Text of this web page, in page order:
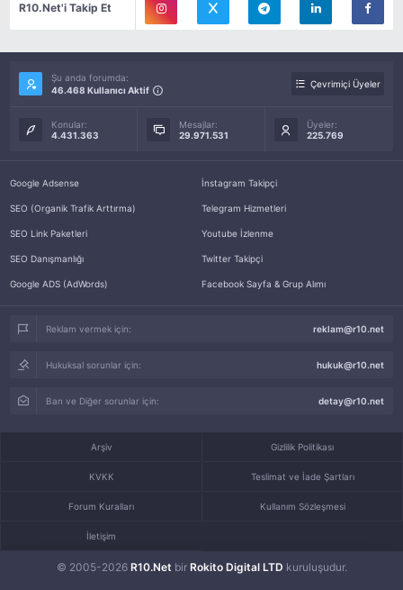
R10.Net'i Takip Et
Şu anda forumda:
46.468 Kullanıcı Aktif
Çevrimiçi Üyeler
Konular:
4.431.363
Mesajlar:
29.971.531
Üyeler:
225.769
Google Adsense
SEO (Organik Trafik Arttırma)
SEO Link Paketleri
SEO Danışmanlığı
Google ADS (AdWords)
İnstagram Takipçi
Telegram Hizmetleri
Youtube İzlenme
Twitter Takipçi
Facebook Sayfa & Grup Alımı
Reklam vermek için: reklam@r10.net
Hukuksal sorunlar için: hukuk@r10.net
Ban ve Diğer sorunlar için: detay@r10.net
© 2005-2026 R10.Net bir Rokito Digital LTD kuruluşudur.
Arşiv Gizlilik Politikası
KVKK Teslimat ve İade Şartları
Forum Kuralları Kullanım Sözleşmesi
İletişim